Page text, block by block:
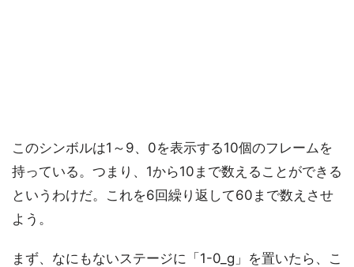
このシンボルは1～9、0を表示する10個のフレームを
持っている。つまり、1から10まで数えることができる
というわけだ。これを6回繰り返して60まで数えさせ
よう。
まず、なにもないステージに「1-0_g」を置いたら、こ